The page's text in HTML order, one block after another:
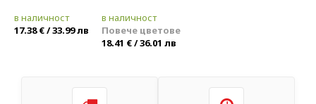
в наличност
17.38 € / 33.99 лв
в наличност
Повече цветове
18.41 € / 36.01 лв